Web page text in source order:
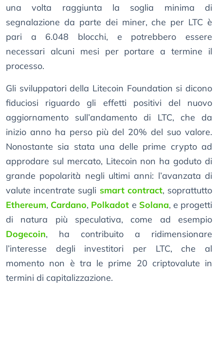
una volta raggiunta la soglia minima di
segnalazione da parte dei miner, che per LTC è
pari a 6.048 blocchi, e potrebbero essere
necessari alcuni mesi per portare a termine il
processo.
Gli sviluppatori della Litecoin Foundation si dicono
fiduciosi riguardo gli effetti positivi del nuovo
aggiornamento sull’andamento di LTC, che da
inizio anno ha perso più del 20% del suo valore.
Nonostante sia stata una delle prime crypto ad
approdare sul mercato, Litecoin non ha goduto di
grande popolarità negli ultimi anni: l’avanzata di
valute incentrate sugli smart contract, soprattutto
Ethereum, Cardano, Polkadot e Solana, e progetti
di natura più speculativa, come ad esempio
Dogecoin, ha contribuito a ridimensionare
l’interesse degli investitori per LTC, che al
momento non è tra le prime 20 criptovalute in
termini di capitalizzazione.